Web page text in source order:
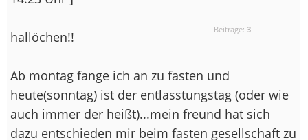
Beiträge:3
hallöchen!!
Ab montag fange ich an zu fasten und
heute(sonntag) ist der entlasstungstag (oder wie
auch immer der heißt)...mein freund hat sich
dazu entschieden mir beim fasten gesellschaft zu